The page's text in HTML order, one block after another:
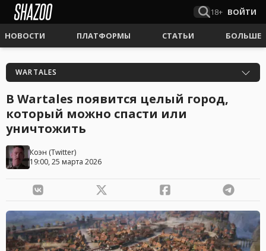
18+ ВОЙТИ
НОВОСТИ ПЛАТФОРМЫ СТАТЬИ БОЛЬШЕ
WARTALES
В Wartales появится целый город,
который можно спасти или
уничтожить
Коэн (Twitter)
19:00, 25 марта 2026